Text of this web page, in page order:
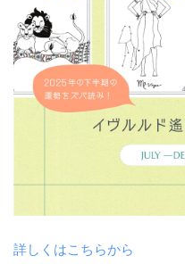
詳しくはこちらから